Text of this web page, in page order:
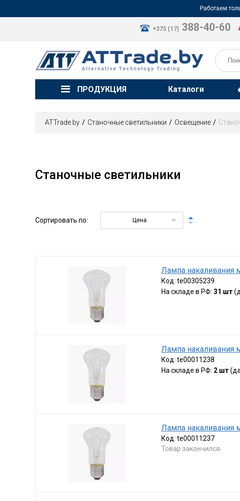
Работаем
+375 (17) 388-40-60
ПРОДУКЦИЯ Каталоги
ATTrade.by Станочные светильники Освещение
Станочные светильники
Сортировать по: Цена
Лампа накаливания
Код: te00305239
На складе в РФ: 31 шт
Лампа накаливания
Код: te00011238
На складе в РФ: 2 шт
Лампа накаливания
Код: te00011237
Товар закончился